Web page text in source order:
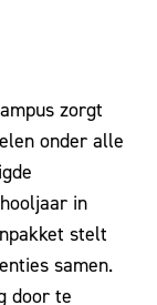
zorgt
onder alle
in
stelt
samen.
door te